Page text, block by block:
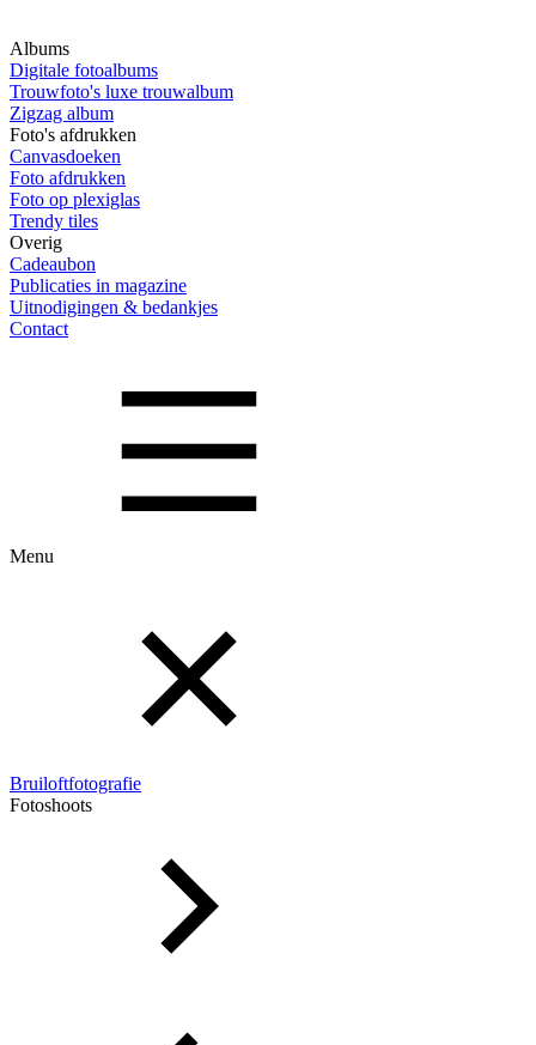
Albums
Digitale fotoalbums
Trouwfoto's luxe trouwalbum
Zigzag album
Foto's afdrukken
Canvasdoeken
Foto afdrukken
Foto op plexiglas
Trendy tiles
Overig
Cadeaubon
Publicaties in magazine
Uitnodigingen & bedankjes
Contact
Menu
Bruiloftfotografie
Fotoshoots